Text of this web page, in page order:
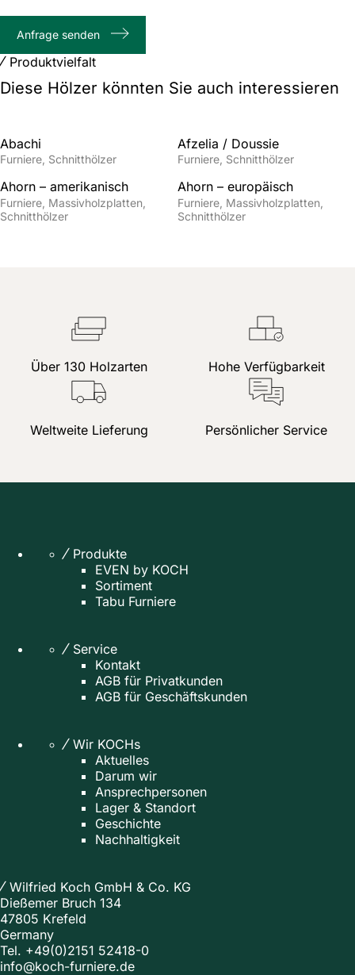
max.
Zeichenanzahl
Anfrage senden
Produktvielfalt
Diese Hölzer könnten Sie auch interessieren
Abachi
Furniere Schnitthölzer
Afzelia / Doussie
Furniere Schnitthölzer
Ahorn – amerikanisch
Furniere Massivholzplatten
Schnitthölzer
Ahorn – europäisch
Furniere Massivholzplatten
Schnitthölzer
Über 130 Holzarten Hohe Verfügbarkeit
Weltweite Lieferung Persönlicher Service
Produkte
EVEN by KOCH
Sortiment
Tabu Furniere
Service
Kontakt
AGB für Privatkunden
AGB für Geschäftskunden
Wir KOCHs
Aktuelles
Darum wir
Ansprechpersonen
Lager & Standort
Geschichte
Nachhaltigkeit
Wilfried Koch GmbH & Co. KG
Dießemer Bruch 134
47805 Krefeld
Germany
Tel. +49(0)2151 52418-0
info@koch-furniere.de